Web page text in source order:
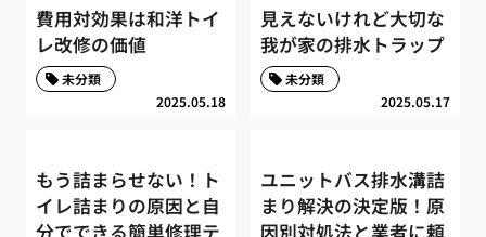
費用対効果は和洋トイ
レ改修の価値
2025.05.18
未分類
見えないけれど大切な
我が家の排水トラップ
2025.05.17
未分類
もう詰まらせない！ト
イレ詰まりの原因と自
ユニットバス排水溝詰
まり解決の決定版！原